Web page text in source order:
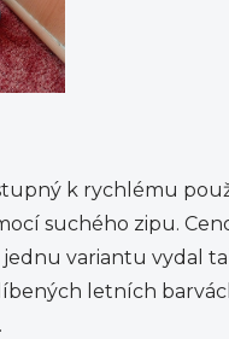
k rychlému
suchého zipu.
variantu vydal
letních